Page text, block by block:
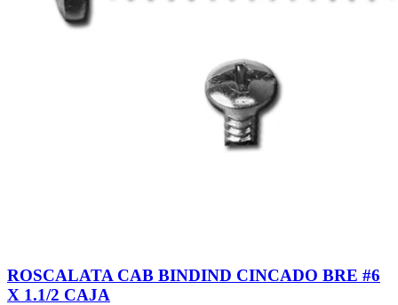
ROSCALATA CAB BINDIND CINCADO BRE #6
X 1.1/2 CAJA